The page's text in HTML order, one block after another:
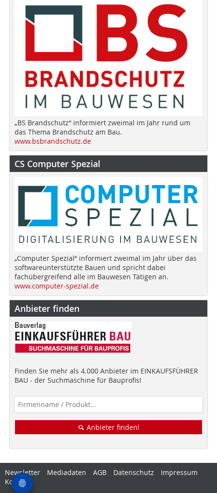
„BS Brandschutz“ informiert zweimal im Jahr rund um
das Thema Brandschutz am Bau.
www.bsbrandschutz.de
CS Computer Spezial
„Computer Spezial“ informiert zweimal im Jahr über das
softwareunterstützte Bauen und spricht dabei
fachübergreifend alle im Bauwesen Tätigen an.
www.computer-spezial.de
Anbieter finden
Finden Sie mehr als 4.000 Anbieter im EINKAUFSFÜHRER
BAU - der Suchmaschine für Bauprofis!
Anbieter finden!
Newsletter Mediadaten AGB Datenschutz
Impressum
Kontakt